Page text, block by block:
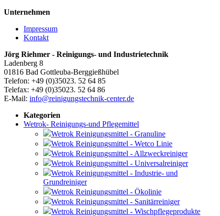
Unternehmen
Impressum
Kontakt
Jörg Riehmer - Reinigungs- und Industrietechnik
Ladenberg 8
01816 Bad Gottleuba-Berggießhübel
Telefon: +49 (0)35023. 52 64 85
Telefax: +49 (0)35023. 52 64 86
E-Mail: info@reinigungstechnik-center.de
Kategorien
Wetrok- Reinigungs-und Pflegemittel
Wetrok Reinigungsmittel - Granuline
Wetrok Reinigungsmittel - Wetco Linie
Wetrok Reinigungsmittel - Allzweckreiniger
Wetrok Reinigungsmittel - Universalreiniger
Wetrok Reinigungsmittel - Industrie- und
Grundreiniger
Wetrok Reinigungsmittel - Ökolinie
Wetrok Reinigungsmittel - Sanitärreiniger
Wetrok Reinigungsmittel - Wischpflegeprodukte